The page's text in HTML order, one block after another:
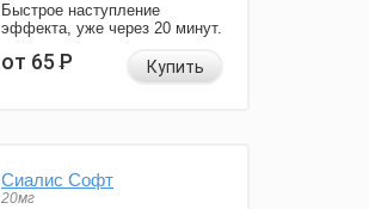
Быстрое наступление
эффекта, уже через 20 минут.
от 65Р Купить
Сиалис Софт
20мг